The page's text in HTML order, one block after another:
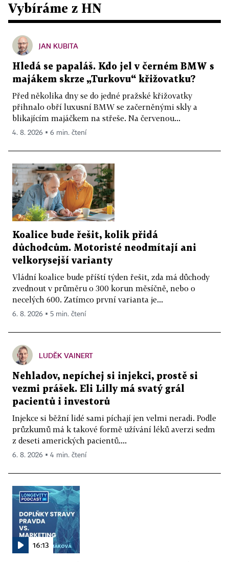
Vybíráme z HN
JAN KUBITA
Hledá se papaláš. Kdo jel v černém BMW s
majákem skrze „Turkovu“ křižovatku?
Před několika dny se do jedné pražské křižovatky
přihnalo obří luxusní BMW se začerněnými skly a
blikajícím majáčkem na střeše. Na červenou...
4. 8. 2026 ▪ 6 min. čtení
Koalice bude řešit, kolik přidá
důchodcům. Motoristé neodmítají ani
velkorysejší varianty
Vládní koalice bude příští týden řešit, zda má důchody
zvednout v průměru o 300 korun měsíčně, nebo o
necelých 600. Zatímco první varianta je...
6. 8. 2026 ▪ 5 min. čtení
LUDĚK VAINERT
Nehladov, nepíchej si injekci, prostě si
vezmi prášek. Eli Lilly má svatý grál
pacientů i investorů
Injekce si běžní lidé sami píchají jen velmi neradi. Podle
průzkumů má k takové formě užívání léků averzi sedm
z deseti amerických pacientů....
6. 8. 2026 ▪ 4 min. čtení
16:13